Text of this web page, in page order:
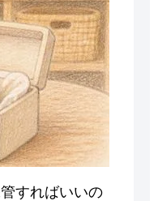
すればいいの